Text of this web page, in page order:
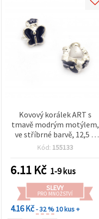
Kovový korálek ART s
tmavě modrým motýlem,
ve stříbrné barvě, 12,5 ×
7,5 mm, průvlek: 5 mm
Kód: 155133
6.11 Kč 1-9 kus
SLEVY
PRO MNOŽSTVÍ
4.16 Kč- 32 %10 kus +